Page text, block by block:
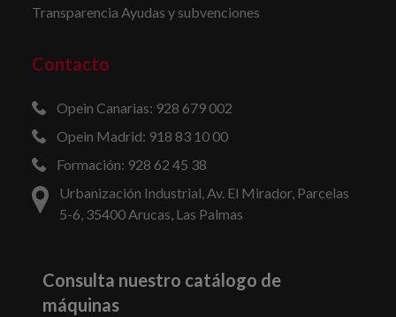
Transparencia Ayudas y subvenciones
Contacto
Opein Canarias: 928 679 002
Opein Madrid: 918 83 10 00
Formación: 928 62 45 38
Urbanización Industrial, Av. El Mirador, Parcelas
5-6, 35400 Arucas, Las Palmas
Consulta nuestro catálogo de
máquinas